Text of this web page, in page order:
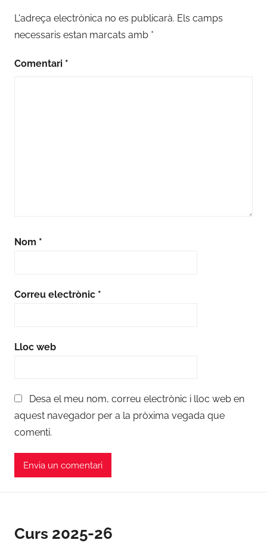
L'adreça electrònica no es publicarà. Els camps
necessaris estan marcats amb *
Comentari *
Nom *
Correu electrònic *
Lloc web
Desa el meu nom, correu electrònic i lloc web en
aquest navegador per a la pròxima vegada que
comenti.
Curs 2025-26